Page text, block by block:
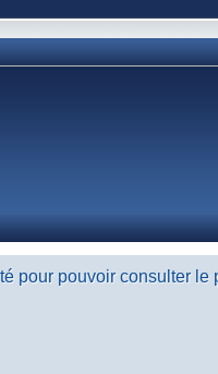
pour pouvoir consulter le